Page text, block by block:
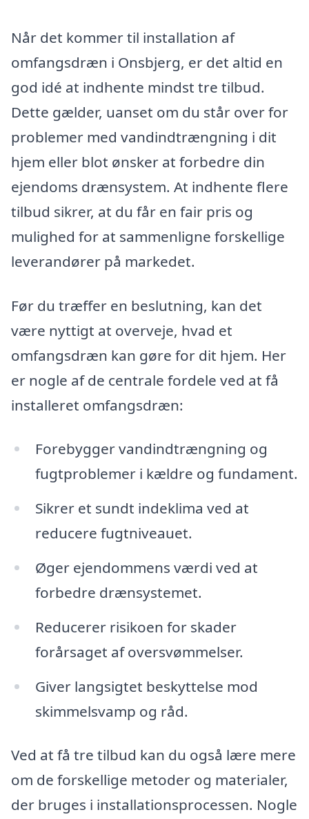
Når det kommer til installation af
omfangsdræn i Onsbjerg, er det altid en
god idé at indhente mindst tre tilbud.
Dette gælder, uanset om du står over for
problemer med vandindtrængning i dit
hjem eller blot ønsker at forbedre din
ejendoms drænsystem. At indhente flere
tilbud sikrer, at du får en fair pris og
mulighed for at sammenligne forskellige
leverandører på markedet.
Før du træffer en beslutning, kan det
være nyttigt at overveje, hvad et
omfangsdræn kan gøre for dit hjem. Her
er nogle af de centrale fordele ved at få
installeret omfangsdræn:
Forebygger vandindtrængning og
fugtproblemer i kældre og fundament.
Sikrer et sundt indeklima ved at
reducere fugtniveauet.
Øger ejendommens værdi ved at
forbedre drænsystemet.
Reducerer risikoen for skader
forårsaget af oversvømmelser.
Giver langsigtet beskyttelse mod
skimmelsvamp og råd.
Ved at få tre tilbud kan du også lære mere
om de forskellige metoder og materialer,
der bruges i installationsprocessen. Nogle